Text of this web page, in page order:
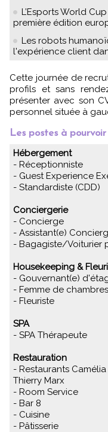
L’Esports World
première édition
Les robots
l'expérience client
Cette journée de recrutement est ouverte à tous types de
profils et sans
présenter avec son
personnel située à
Les postes à pourvoir
Hébergement
- Réceptionniste
- Guest Experience
- Standardiste (CDD)
Conciergerie
- Concierge
- Assistant(e)
- Bagagiste/Voiturier
Housekeeping &
- Gouvernant(e)
- Femme de
- Fleuriste
SPA
- SPA Thérapeute
Restauration
- Restaurants
Thierry Marx
- Room Service
- Bar 8
- Cuisine
- Pâtisserie